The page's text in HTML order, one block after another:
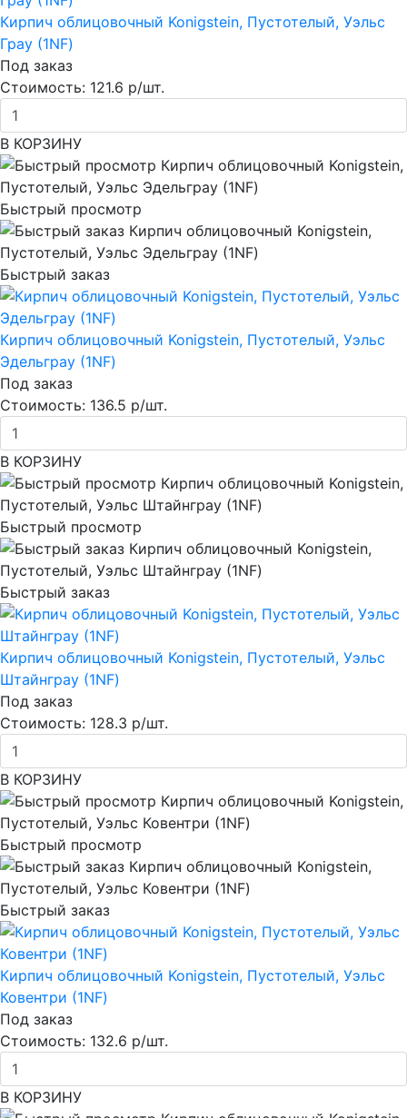
Кирпич облицовочный Konigstein, Пустотелый, Уэльс
Грау (1NF)
Под заказ
Стоимость: 121.6 р/шт.
В КОРЗИНУ
Быстрый просмотр
Быстрый заказ
Кирпич облицовочный Konigstein, Пустотелый, Уэльс
Эдельграу (1NF)
Под заказ
Стоимость: 136.5 р/шт.
В КОРЗИНУ
Быстрый просмотр
Быстрый заказ
Кирпич облицовочный Konigstein, Пустотелый, Уэльс
Штайнграу (1NF)
Под заказ
Стоимость: 128.3 р/шт.
В КОРЗИНУ
Быстрый просмотр
Быстрый заказ
Кирпич облицовочный Konigstein, Пустотелый, Уэльс
Ковентри (1NF)
Под заказ
Стоимость: 132.6 р/шт.
В КОРЗИНУ